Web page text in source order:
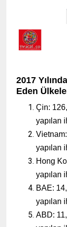
2017
Eden
Çin:
yapılan
yapılan
Hong
yapılan
BAE:
yapılan
ABD: